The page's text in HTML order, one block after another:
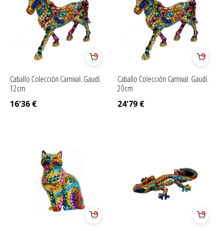
Caballo Colección Carnival. Gaudí.
12cm
16'36 €
Caballo Colección Carnival. Gaudí.
20cm
24'79 €